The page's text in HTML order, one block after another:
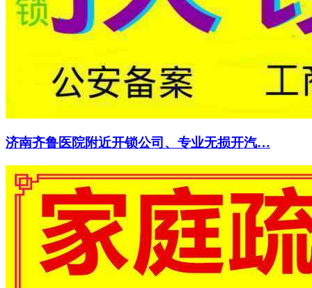
济南齐鲁医院附近开锁公司、专业无损开汽…